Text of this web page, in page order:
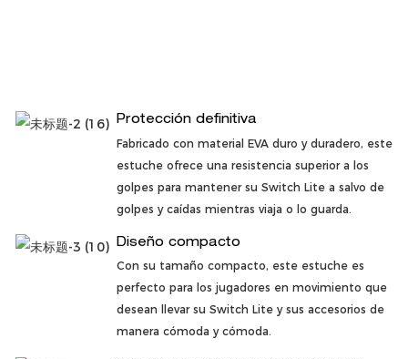
Protección definitiva
Fabricado con material EVA duro y duradero, este
estuche ofrece una resistencia superior a los
golpes para mantener su Switch Lite a salvo de
golpes y caídas mientras viaja o lo guarda.
Diseño compacto
Con su tamaño compacto, este estuche es
perfecto para los jugadores en movimiento que
desean llevar su Switch Lite y sus accesorios de
manera cómoda y cómoda.